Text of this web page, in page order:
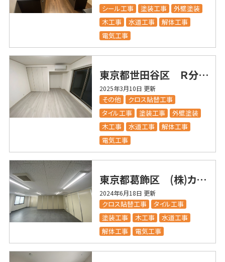
シール工事
塗装工事
外壁塗装
木工事
水道工事
解体工事
電気工事
東京都世田谷区 Ｒ分譲マンション
2025年3月10日 更新
その他
クロス貼替工事
タイル工事
塗装工事
外壁塗装
木工事
水道工事
解体工事
電気工事
東京都葛飾区 (株)カツシカ様事務所内装改修工事
2024年6月18日 更新
クロス貼替工事
タイル工事
塗装工事
木工事
水道工事
解体工事
電気工事